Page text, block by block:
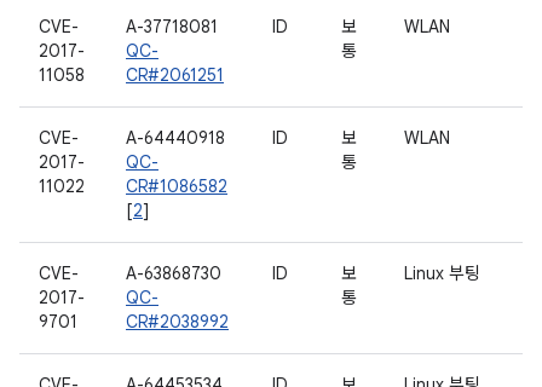
CVE-
2017-
11058
A-37718081
QC-
CR#2061251
ID
보
통
WLAN
CVE-
2017-
11022
A-64440918
QC-
CR#1086582
[2]
ID
보
통
WLAN
CVE-
2017-
9701
A-63868730
QC-
CR#2038992
ID
보
통
Linux 부팅